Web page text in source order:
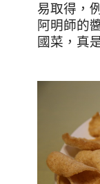
易取得，
阿明師的
國菜，真